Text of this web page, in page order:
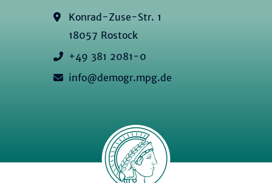
Konrad-Zuse-Str. 1
18057 Rostock
+49 381 2081-0
info@demogr.mpg.de